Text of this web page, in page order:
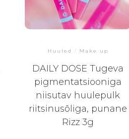
Huuled / Make up
DAILY DOSE Tugeva
pigmentatsiooniga
niisutav huulepulk
riitsinusõliga, punane
Rizz 3g